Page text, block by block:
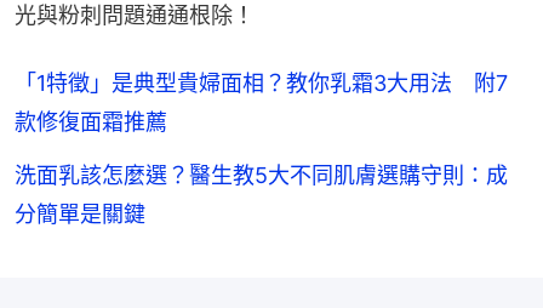
光與粉刺問題通通根除！
「1特徵」是典型貴婦面相？教你乳霜3大用法 附7
款修復面霜推薦
洗面乳該怎麼選？醫生教5大不同肌膚選購守則：成
分簡單是關鍵